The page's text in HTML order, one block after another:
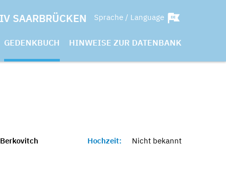
SAARBRÜCKEN Sprache / Language
GEDENKBUCH HINWEISE ZUR DATENBANK
Hochzeit: Nicht bekannt